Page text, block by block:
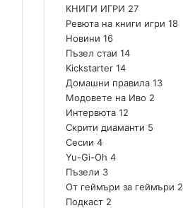
КНИГИ ИГРИ 27
Ревюта на книги игри 18
Новини 16
Пъзел стаи 14
Kickstarter 14
Домашни правила 13
Модовете на Иво 2
Интервюта 12
Скрити диаманти 5
Сесии 4
Yu-Gi-Oh 4
Пъзели 3
От геймъри за геймъри 2
Подкаст 2